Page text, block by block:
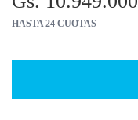
HASTA 24 CUOTAS